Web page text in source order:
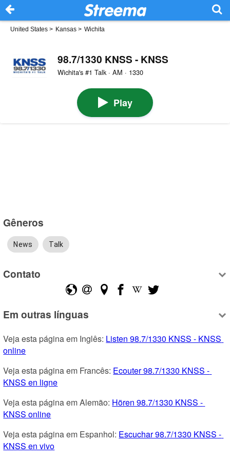
United States > Kansas > Wichita
98.7/1330 KNSS - KNSS
Wichita's #1 Talk · AM · 1330
Play
Gêneros
News Talk
Contato
Em outras línguas
Veja esta página em Inglês: Listen 98.7/1330 KNSS - KNSS
online
Veja esta página em Francês: Ecouter 98.7/1330 KNSS -
KNSS en ligne
Veja esta página em Alemão: Hören 98.7/1330 KNSS -
KNSS online
Veja esta página em Espanhol: Escuchar 98.7/1330 KNSS -
KNSS en vivo